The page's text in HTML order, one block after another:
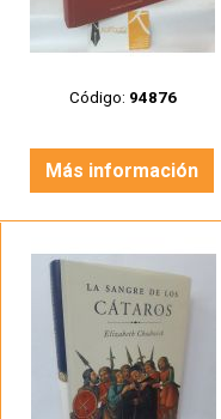
Código: 94876
Más información